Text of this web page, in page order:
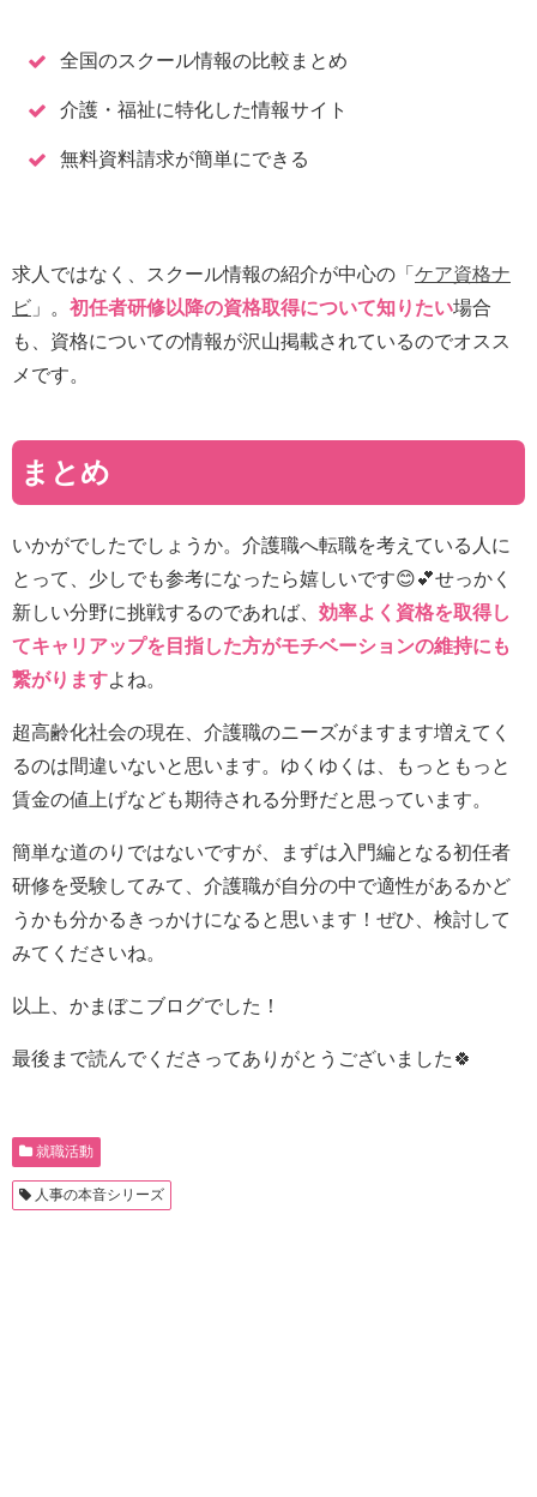
全国のスクール情報の比較まとめ
介護・福祉に特化した情報サイト
無料資料請求が簡単にできる
求人ではなく、スクール情報の紹介が中心の「 ケア資格ナ
ビ 」。 初任者研修以降の資格取得について知りたい場合
も、資格についての情報が沢山掲載されているのでオスス
メです。
まとめ
いかがでしたでしょうか。介護職へ転職を考えている人に
とって、少しでも参考になったら嬉しいです😊💕せっかく
新しい分野に挑戦するのであれば、 効率よく資格を取得し
てキャリアップを目指した方がモチベーションの維持にも
繋がりますよね。
超高齢化社会の現在、介護職のニーズがますます増えてく
るのは間違いないと思います。ゆくゆくは、もっともっと
賃金の値上げなども期待される分野だと思っています。
簡単な道のりではないですが、まずは入門編となる初任者
研修を受験してみて、介護職が自分の中で適性があるかど
うかも分かるきっかけになると思います！ぜひ、検討して
みてくださいね。
以上、かまぼこブログでした！
最後まで読んでくださってありがとうございました🍀
就職活動
人事の本音シリーズ